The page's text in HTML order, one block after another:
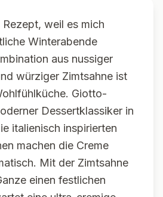
weil es mich
Winterabende
aus nussiger
würziger Zimtsahne ist
Giotto-
Dessertklassiker in
italienisch inspirierten
machen die Creme
Mit der Zimtsahne
einen festlichen